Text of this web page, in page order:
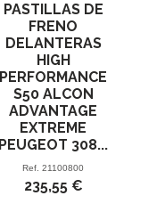
PASTILLAS DE
FRENO
DELANTERAS
HIGH
PERFORMANCE
S50 ALCON
ADVANTAGE
EXTREME
PEUGEOT 308...
Ref. 21100800
235,55 €